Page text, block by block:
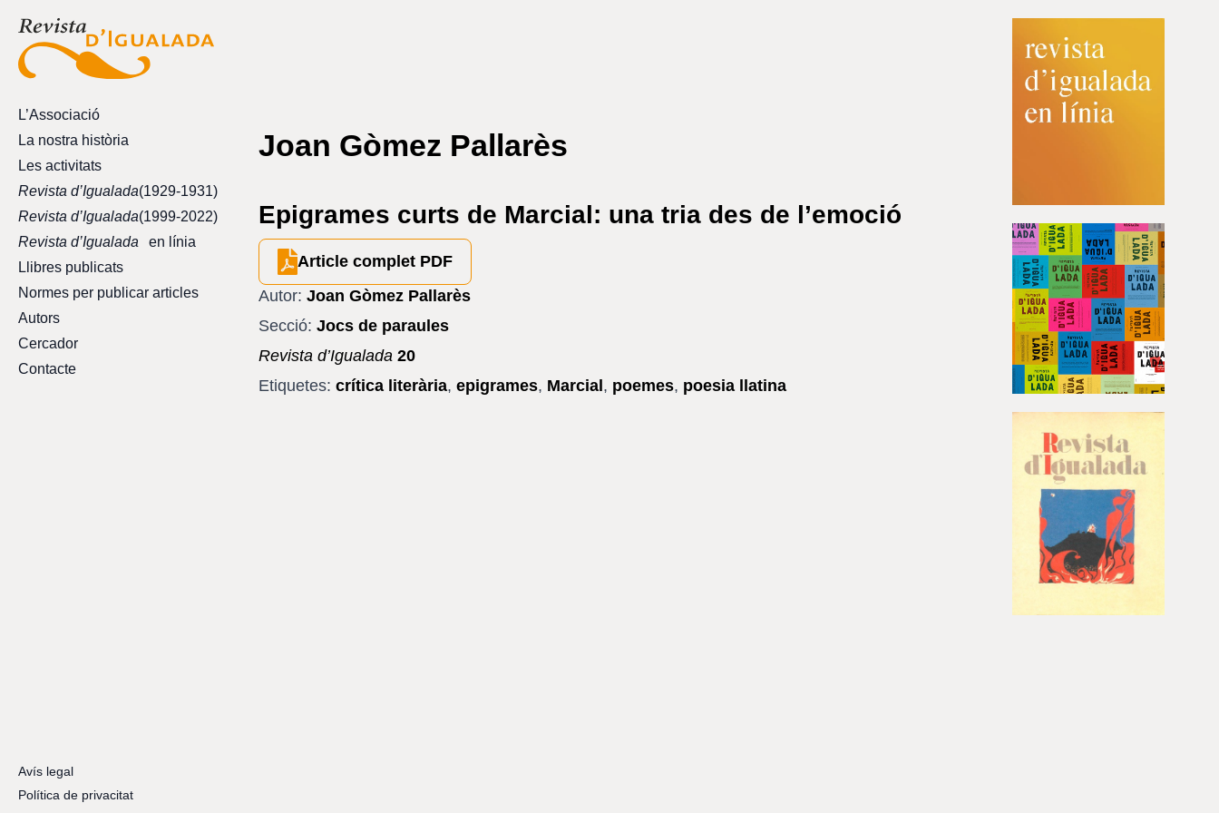
L’Associació
La nostra història
Les activitats
Revista d’Igualada(1929-1931)
Revista d’Igualada(1999-2022)
Revista d’Igualada
en línia
Llibres publicats
Normes per publicar articles
Autors
Cercador
Contacte
Joan Gòmez Pallarès
Epigrames curts de Marcial: una tria des de l’emoció
Article complet PDF
Autor: Joan Gòmez Pallarès
Secció: Jocs de paraules
Revista d’Igualada 20
Etiquetes: crítica literària,epigrames, Marcial , poemes, poesia llatina
Avís legal
Política de privacitat